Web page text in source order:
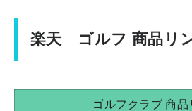
楽天 ゴルフ 商品リ
ゴルフクラブ 商品